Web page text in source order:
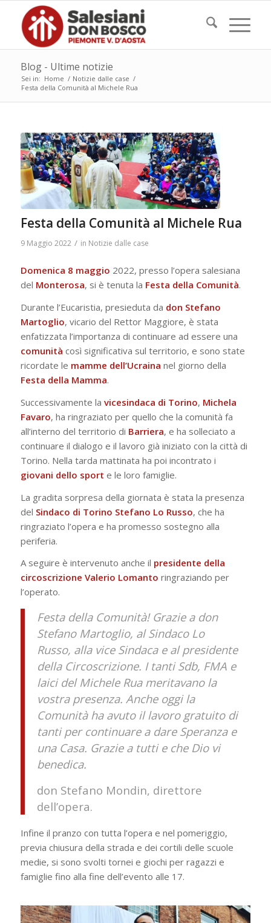
Blog - Ultime notizie
Sei in: Home / Notizie dalle case /
Festa della Comunità al Michele Rua
Festa della Comunità al Michele Rua
9 Maggio 2022 / in Notizie dalle case
Domenica 8 maggio 2022, presso l’opera salesiana
del Monterosa, si è tenuta la Festa della Comunità.
Durante l’Eucaristia, presieduta da don Stefano
Martoglio, vicario del Rettor Maggiore, è stata
enfatizzata l’importanza di continuare ad essere una
comunità così significativa sul territorio, e sono state
ricordate le mamme dell’Ucraina nel giorno della
Festa della Mamma.
Successivamente la vicesindaca di Torino, Michela
Favaro, ha ringraziato per quello che la comunità fa
all’interno del territorio di Barriera, e ha solleciato a
continuare il dialogo e il lavoro già iniziato con la città di
Torino. Nella tarda mattinata ha poi incontrato i
giovani dello sport e le loro famiglie.
La gradita sorpresa della giornata è stata la presenza
del Sindaco di Torino Stefano Lo Russo, che ha
ringraziato l’opera e ha promesso sostegno alla
periferia.
A seguire è intervenuto anche il presidente della
circoscrizione Valerio Lomanto ringraziando per
l’operato.
Festa della Comunità! Grazie a don
Stefano Martoglio, al Sindaco Lo
Russo, alla vice Sindaca e al presidente
della Circoscrizione. I tanti Sdb, FMA e
laici del Michele Rua meritavano la
vostra presenza. Anche oggi la
Comunità ha avuto il lavoro gratuito di
tanti per continuare a dare Speranza e
una Casa. Grazie a tutti e che Dio vi
benedica.
don Stefano Mondin, direttore
dell’opera.
Infine il pranzo con tutta l’opera e nel pomeriggio,
previa chiusura della strada e dei cortili delle scuole
medie, si sono svolti tornei e giochi per ragazzi e
famiglie fino alla fine dell’evento alle 17.